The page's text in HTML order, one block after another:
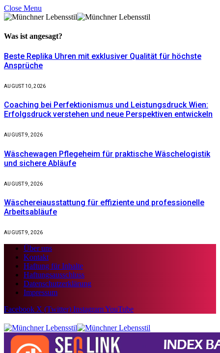
Close Menu
Was ist angesagt?
Beste Replika Uhren mit exklusiver Qualität für höchste
Ansprüche
AUGUST 10, 2026
Coaching bei Perfektionismus und Leistungsdruck Wien:
Erfolgsdruck verstehen und neue Perspektiven entwickeln
AUGUST 9, 2026
Wäschewagen Pflegeheim für praktische Wäschelogistik
und sichere Abläufe
AUGUST 9, 2026
Wäschereiausstattung für effiziente und professionelle
Arbeitsabläufe
AUGUST 9, 2026
Über uns
Kontakt
Haftung für Inhalte
Haftungsausschluss
Datenschutzerklärung
Impressum
Facebook X (Twitter) InstagramYouTube